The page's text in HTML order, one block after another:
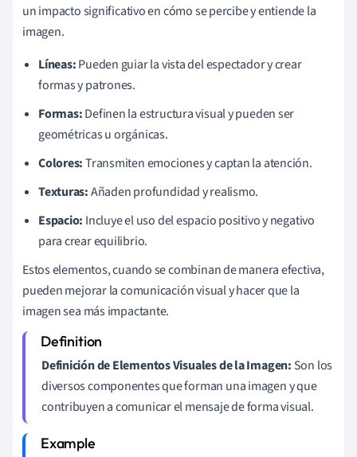
un impacto significativo en cómo se percibe y entiende la
imagen.
Líneas:Pueden guiar la vista del espectador y crear
formas y patrones.
Formas:Definen la estructura visual y pueden ser
geométricas u orgánicas.
Colores:Transmiten emociones y captan la atención.
Texturas:Añaden profundidad y realismo.
Espacio: Incluye el uso del espacio positivo y negativo
para crear equilibrio.
Estos elementos, cuando se combinan de manera efectiva,
pueden mejorar la comunicación visual y hacer que la
imagen sea más impactante.
Definición de Elementos Visuales de la Imagen: Son los
diversos componentes que forman una imagen y que
contribuyen a comunicar el mensaje de forma visual.